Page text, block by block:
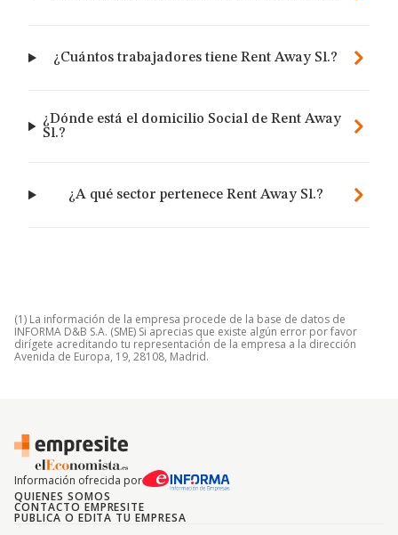
¿Cuántos trabajadores tiene Rent Away Sl.?
¿Dónde está el domicilio Social de Rent Away
Sl.?
¿A qué sector pertenece Rent Away Sl.?
(1) La información de la empresa procede de la base de datos de
INFORMA D&B S.A. (SME) Si aprecias que existe algún error por favor
dirígete acreditando tu representación de la empresa a la dirección
Avenida de Europa, 19, 28108, Madrid.
Información ofrecida por
QUIENES SOMOS
CONTACTO EMPRESITE
PUBLICA O EDITA TU EMPRESA